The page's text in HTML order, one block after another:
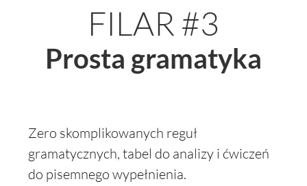
FILAR #3
Prosta gramatyka
Zero skomplikowanych reguł
gramatycznych, tabel do analizy i ćwiczeń
do pisemnego wypełnienia.